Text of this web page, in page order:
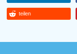
teilen